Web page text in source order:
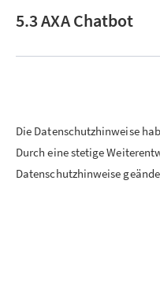
5.3 AXA Chatbot
Die Datenschutzhinweise
Durch eine stetige
Datenschutzhinweise